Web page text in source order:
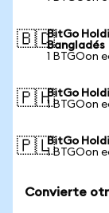
🇧🇩BitGo
Bangladés
1 BTGOon
🇵🇭BitGo
1 BTGOon
🇵🇱BitGo
1 BTGOon
Convierte